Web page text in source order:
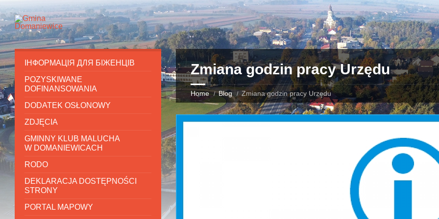
Zmiana godzin pracy Urzędu
Home Blog Zmiana godzin pracy Urzędu
ІНФОРМАЦІЯ ДЛЯ БІЖЕНЦІВ
POZYSKIWANE
DOFINANSOWANIA
DODATEK OSŁONOWY
ZDJĘCIA
GMINNY KLUB MALUCHA
W DOMANIEWICACH
RODO
DEKLARACJA DOSTĘPNOŚCI
STRONY
PORTAL MAPOWY